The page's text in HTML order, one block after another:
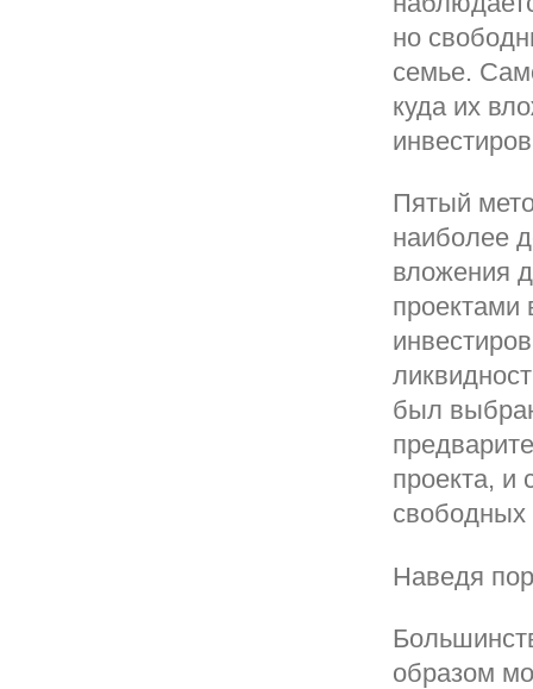
но
семье.
куда их
Пятый
наиболее
вложения
был
проекта, и
свободных
Наведя
образом